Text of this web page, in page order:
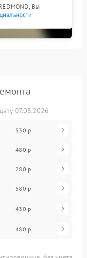
Вы
07.08.2026
530 р
480 р
280 р
580 р
430 р
480 р